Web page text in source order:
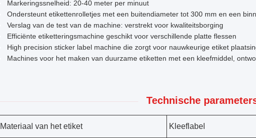
Markeringssnelheid: 20-40 meter per minuut
Ondersteunt etikettenrolletjes met een buitendiameter tot 300 mm en een
Verslag van de test van de machine: verstrekt voor kwaliteitsborging
Efficiënte etiketteringsmachine geschikt voor verschillende platte flessen
High precision sticker label machine die zorgt voor nauwkeurige etiket
Machines voor het maken van duurzame etiketten met een kleefmiddel,
Technische
Materiaal van het etiket Kleeflabel